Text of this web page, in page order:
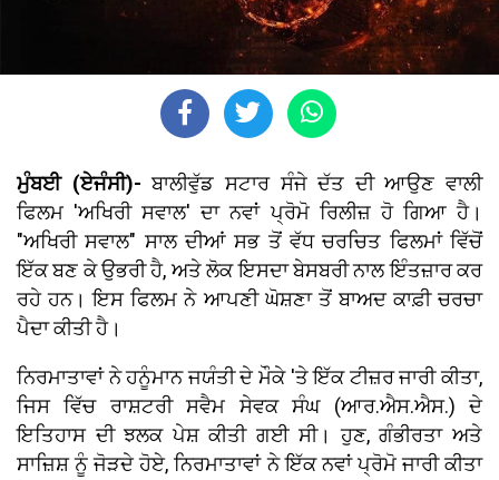
ਮੁੰਬਈ (ਏਜੰਸੀ)-ਬਾਲੀਵੁੱਡ ਸਟਾਰ ਸੰਜੇ ਦੱਤ ਦੀ ਆਉਣ ਵਾਲੀ
ਫਿਲਮ 'ਅਖਿਰੀ ਸਵਾਲ' ਦਾ ਨਵਾਂ ਪ੍ਰੋਮੋ ਰਿਲੀਜ਼ ਹੋ ਗਿਆ ਹੈ।
"ਅਖਿਰੀ ਸਵਾਲ" ਸਾਲ ਦੀਆਂ ਸਭ ਤੋਂ ਵੱਧ ਚਰਚਿਤ ਫਿਲਮਾਂ ਵਿੱਚੋਂ
ਇੱਕ ਬਣ ਕੇ ਉਭਰੀ ਹੈ, ਅਤੇ ਲੋਕ ਇਸਦਾ ਬੇਸਬਰੀ ਨਾਲ ਇੰਤਜ਼ਾਰ ਕਰ
ਰਹੇ ਹਨ। ਇਸ ਫਿਲਮ ਨੇ ਆਪਣੀ ਘੋਸ਼ਣਾ ਤੋਂ ਬਾਅਦ ਕਾਫ਼ੀ ਚਰਚਾ
ਪੈਦਾ ਕੀਤੀ ਹੈ।
ਨਿਰਮਾਤਾਵਾਂ ਨੇ ਹਨੂੰਮਾਨ ਜਯੰਤੀ ਦੇ ਮੌਕੇ 'ਤੇ ਇੱਕ ਟੀਜ਼ਰ ਜਾਰੀ ਕੀਤਾ,
ਜਿਸ ਵਿੱਚ ਰਾਸ਼ਟਰੀ ਸਵੈਮ ਸੇਵਕ ਸੰਘ (ਆਰ.ਐਸ.ਐਸ.) ਦੇ
ਇਤਿਹਾਸ ਦੀ ਝਲਕ ਪੇਸ਼ ਕੀਤੀ ਗਈ ਸੀ। ਹੁਣ, ਗੰਭੀਰਤਾ ਅਤੇ
ਸਾਜ਼ਿਸ਼ ਨੂੰ ਜੋੜਦੇ ਹੋਏ, ਨਿਰਮਾਤਾਵਾਂ ਨੇ ਇੱਕ ਨਵਾਂ ਪ੍ਰੋਮੋ ਜਾਰੀ ਕੀਤਾ